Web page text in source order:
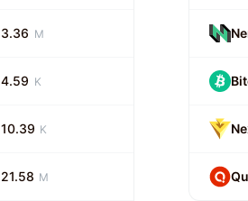
3.36 M
4.59 K
10.39 K
21.58 M